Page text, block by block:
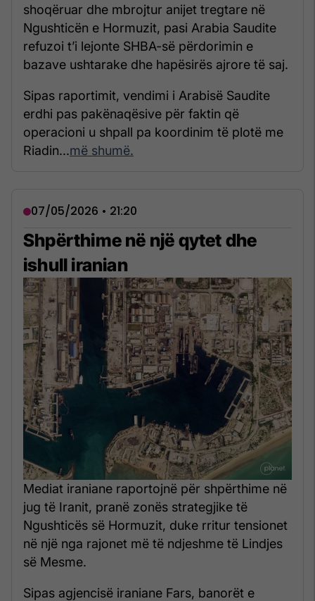
shoqëruar dhe mbrojtur anijet tregtare në
Ngushticën e Hormuzit, pasi Arabia Saudite
refuzoi t’i lejonte SHBA-së përdorimin e
bazave ushtarake dhe hapësirës ajrore të saj.
Sipas raportimit, vendimi i Arabisë Saudite
erdhi pas pakënaqësive për faktin që
operacioni u shpall pa koordinim të plotë me
Riadin...më shumë.
07/05/2026 • 21:20
Shpërthime në një qytet dhe
ishull iranian
Mediat iraniane raportojnë për shpërthime në
jug të Iranit, pranë zonës strategjike të
Ngushticës së Hormuzit, duke rritur tensionet
në një nga rajonet më të ndjeshme të Lindjes
së Mesme.
Sipas agjencisë iraniane Fars, banorët e